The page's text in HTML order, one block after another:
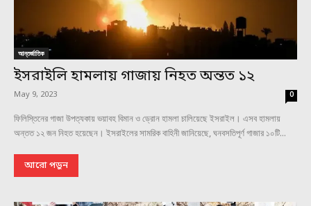
আন্তর্জাতিক
ইসরাইলি হামলায় গাজায় নিহত অন্তত ১২
May 9, 2023 0
ফিলিস্তিনের গাজা উপত্যকায় ভয়াবহ বিমান ও ড্রোন হামলা চালিয়েছে ইসরাইল। এসব হামলায়
অন্তত ১২ জন নিহত হয়েছেন। ইসরাইলের সামরিক বাহিনী জানিয়েছে, ঘনবসতিপূর্ণ গাজার ১০টি...
আরো পড়ুন